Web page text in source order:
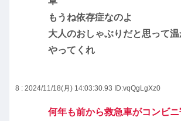
もうね依存症なのよ
大人のおしゃぶりだと思って
やってくれ
8 : 2024/11/18(月) 14:03:30.93 ID:vqQgLgXz0
何年も前から救急車がコンビ